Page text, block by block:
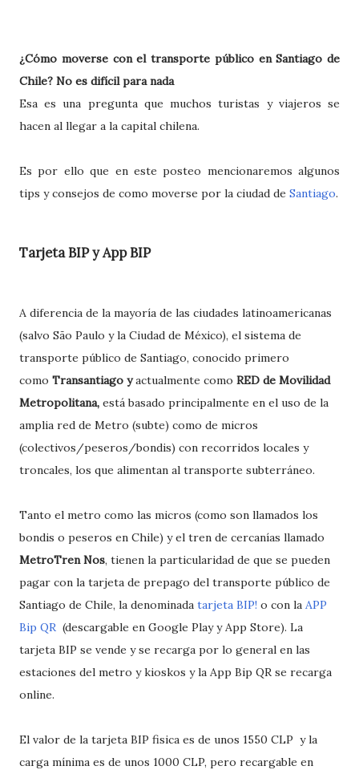
¿Cómo moverse con el transporte público en Santiago de
Chile? No es difícil para nada
Esa es una pregunta que muchos turistas y viajeros se
hacen al llegar a la capital chilena.
Es por ello que en este posteo mencionaremos algunos
tips y consejos de como moverse por la ciudad de Santiago.
Tarjeta BIP y App BIP
A diferencia de la mayoría de las ciudades latinoamericanas
(salvo São Paulo y la Ciudad de México), el sistema de
transporte público de Santiago, conocido primero
como Transantiago yactualmente como RED de Movilidad
Metropolitana, está basado principalmente en el uso de la
amplia red de Metro (subte) como de micros
(colectivos/peseros/bondis) con recorridos locales y
troncales, los que alimentan al transporte subterráneo.
Tanto el metro como las micros (como son llamados los
bondis o peseros en Chile) y el tren de cercanías llamado
MetroTren Nos, tienen la particularidad de que se pueden
pagar con la tarjeta de prepago del transporte público de
Santiago de Chile, la denominada tarjeta BIP! o con la APP
Bip QR (descargable en Google Play y App Store). La
tarjeta BIP se vende y se recarga por lo general en las
estaciones del metro y kioskos y la App Bip QR se recarga
online.
El valor de la tarjeta BIP fisica es de unos 1550 CLP y la
carga mínima es de unos 1000 CLP, pero recargable en